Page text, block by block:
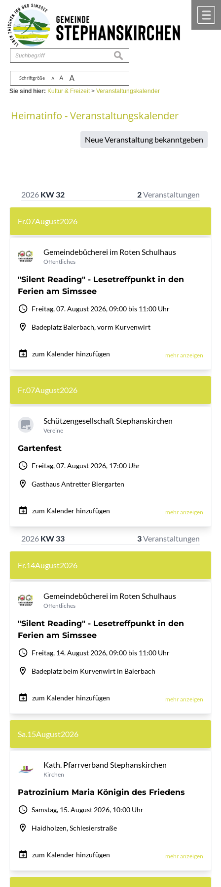
Zum Inhalt ,zur Navigation
Schriftgröße A A A
suchen
Sie sind hier: Kultur & Freizeit>Veranstaltungskalender
Heimatinfo - Veranstaltungskalender